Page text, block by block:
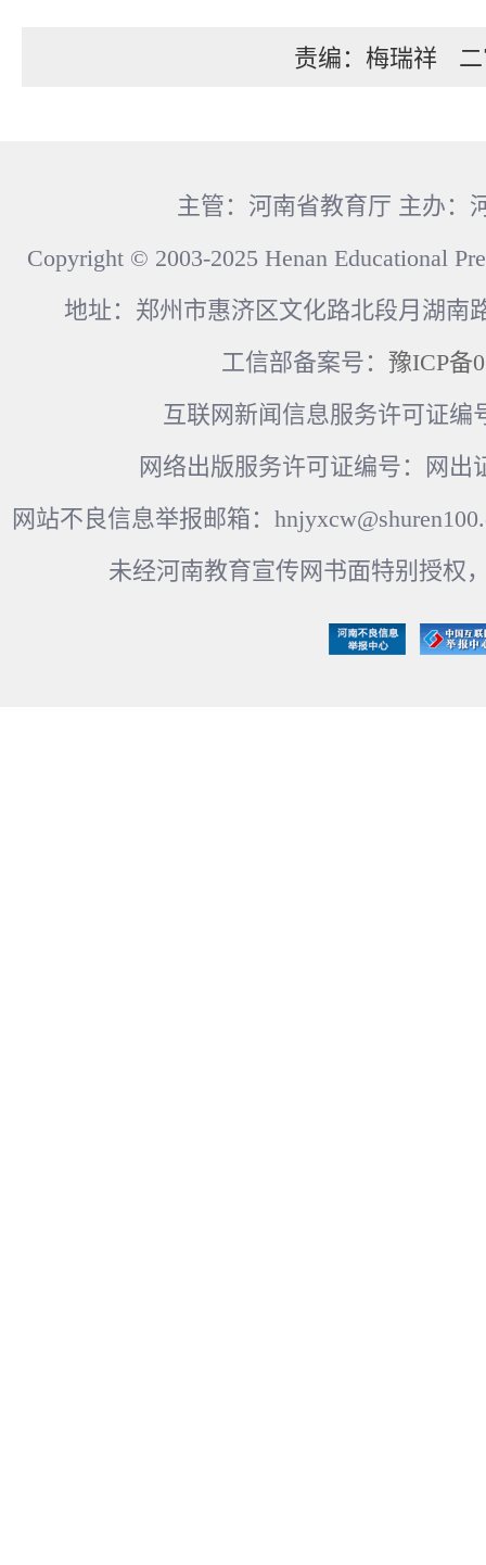
责编：梅瑞祥
主管：河南省教育厅 主办：
Copyright © 2003-2025 Henan Educational
地址：郑州市惠济区文化路北段月湖南
工信部备案号： 豫ICP备
互联网新闻信息服务许可证编
网络出版服务许可证编号：网出
网站不良信息举报邮箱：
未经河南教育宣传网书面特别授权